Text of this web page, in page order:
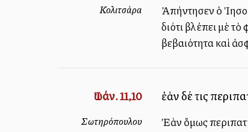
Κολιτσάρα
Ἀπήντησεν ὁ
διότι βλέπει μὲ
βεβαιότητα καὶ
Ἰωάν. 11,10 ἐὰν δέ τις
Σωτηρόπουλου Ἐὰν ὅμως